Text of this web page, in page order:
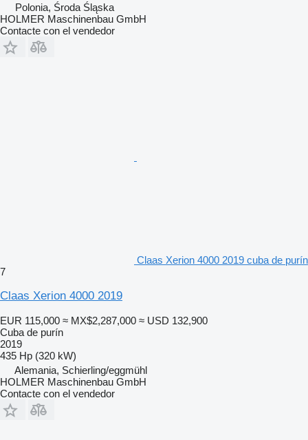
Polonia, Środa Śląska
HOLMER Maschinenbau GmbH
Contacte con el vendedor
Claas Xerion 4000 2019 cuba de purín
7
Claas Xerion 4000 2019
EUR 115,000 ≈ MX$2,287,000 ≈ USD 132,900
Cuba de purín
2019
435 Hp (320 kW)
Alemania, Schierling/eggmühl
HOLMER Maschinenbau GmbH
Contacte con el vendedor